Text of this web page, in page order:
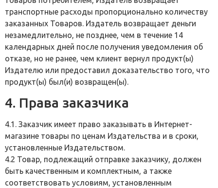
транспортные расходы пропорционально количеству
заказанных Товаров. Издатель возвращает деньги
незамедлительно, не позднее, чем в течение 14
календарных дней после получения уведомления об
отказе, но не ранее, чем клиент вернул продукт(ы)
Издателю или предоставил доказательство того, что
продукт(ы) был(и) возвращен(ы).
4. Права заказчика
4.1. Заказчик имеет право заказывать в Интернет-
магазине товары по ценам Издательства и в сроки,
установленные Издательством.
4.2 Товар, подлежащий отправке заказчику, должен
быть качественным и комплектным, а также
соответствовать условиям, установленным